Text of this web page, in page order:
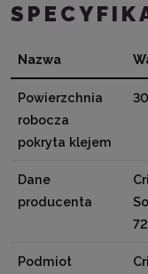
Nazwa
Powierzchnia
robocza
pokryta klejem
Dane
producenta
Podmiot